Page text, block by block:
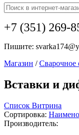
+7 (351) 269-
Пишите:
Магазин / Сварочное
Вставки и
Список Витрина
Сортировка:
Производитель: